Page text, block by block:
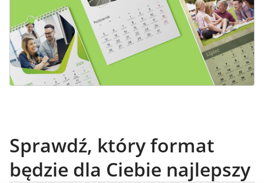
Sprawdź, który format
będzie dla Ciebie najlepszy